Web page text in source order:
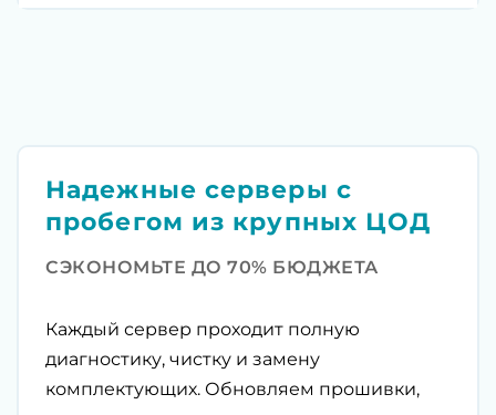
Надежные серверы с
пробегом из крупных ЦОД
СЭКОНОМЬТЕ ДО 70% БЮДЖЕТА
Каждый сервер проходит полную
диагностику, чистку и замену
комплектующих. Обновляем прошивки,